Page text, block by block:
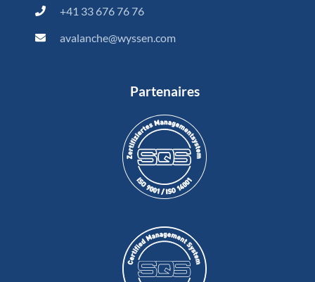
+41 33 676 76 76
avalanche@wyssen.com
Partenaires